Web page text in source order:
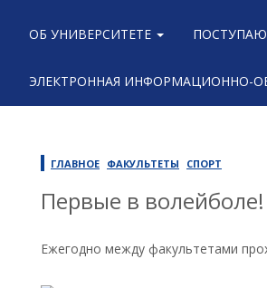
ОБ УНИВЕРСИТЕТЕ
ЭЛЕКТРОННАЯ ИНФОРМАЦИОННО-
ГЛАВНОЕ ФАКУЛЬТЕТЫ СПОРТ
Первые в волейболе!
Ежегодно между факультетами